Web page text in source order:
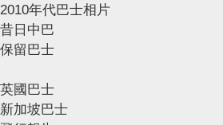
2010年代巴士相片
昔日中巴
保留巴士
英國巴士
新加坡巴士